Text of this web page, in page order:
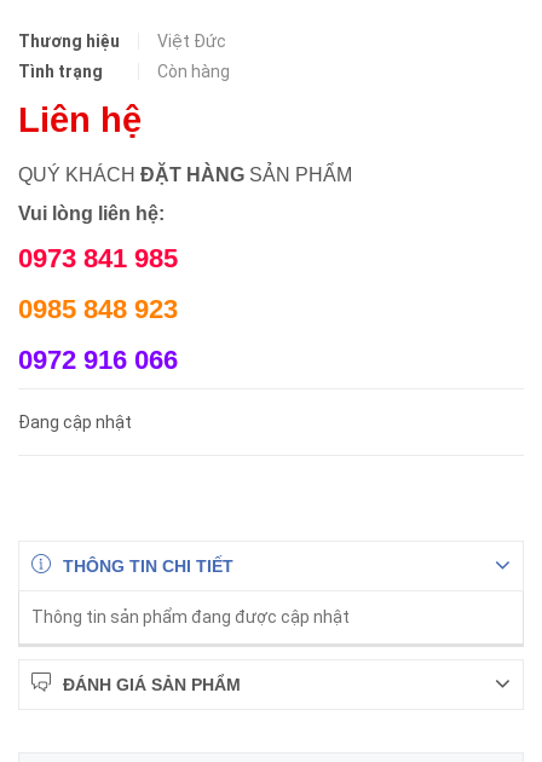
Thương hiệu
Việt Đức
Tình trạng
Còn hàng
Liên hệ
QUÝ KHÁCH ĐẶT HÀNG SẢN PHẨM
Vui lòng liên hệ:
0973 841 985
0985 848 923
0972 916 066
Đang cập nhật
THÔNG TIN CHI TIẾT
Thông tin sản phẩm đang được cập nhật
ĐÁNH GIÁ SẢN PHẨM